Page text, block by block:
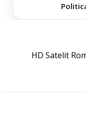
HD Satelit